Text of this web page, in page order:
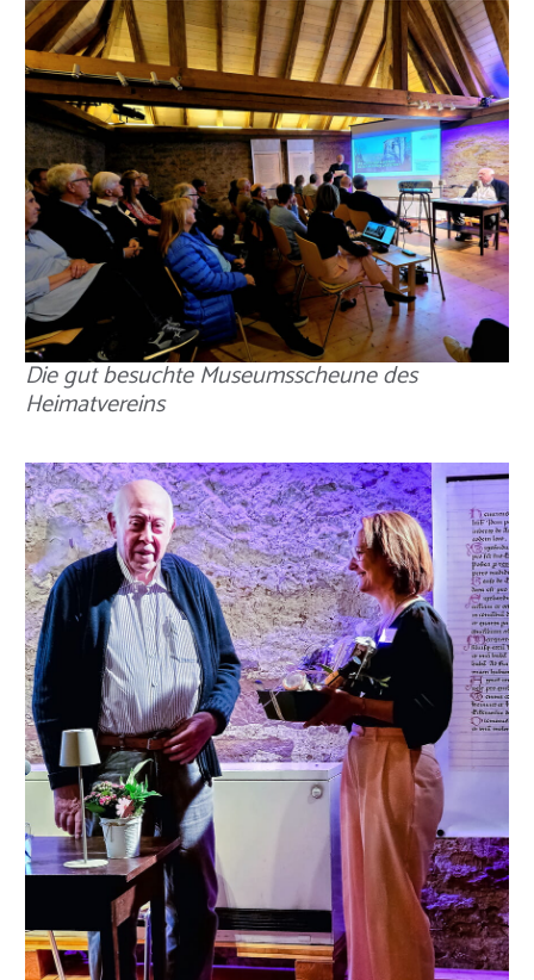
Die gut besuchte Museumsscheune des
Heimatvereins